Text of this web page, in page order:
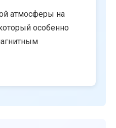
атмосферы на
особенно